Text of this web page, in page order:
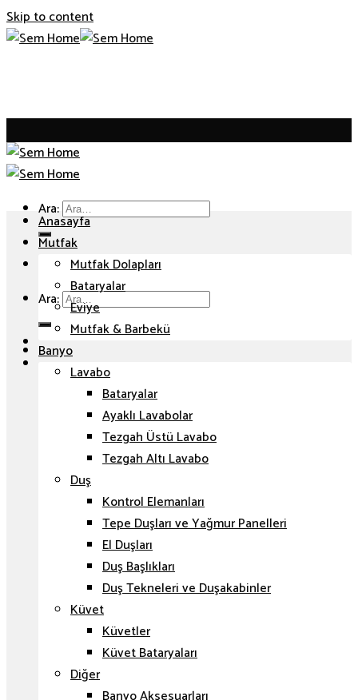
Skip to content
Ara:
Ara:
Anasayfa
Mutfak
Mutfak Dolapları
Bataryalar
Eviye
Mutfak & Barbekü
Banyo
Lavabo
Bataryalar
Ayaklı Lavabolar
Tezgah Üstü Lavabo
Tezgah Altı Lavabo
Duş
Kontrol Elemanları
Tepe Duşları ve Yağmur Panelleri
El Duşları
Duş Başlıkları
Duş Tekneleri ve Duşakabinler
Küvet
Küvetler
Küvet Bataryaları
Diğer